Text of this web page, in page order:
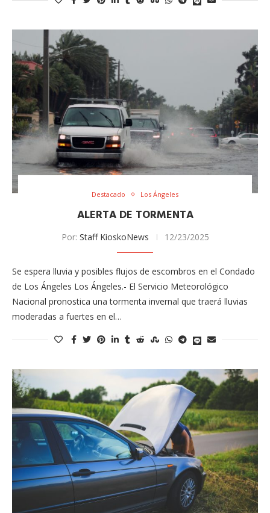
Destacado Los Ángeles
ALERTA DE TORMENTA
Por: Staff KioskoNews 12/23/2025
Se espera lluvia y posibles flujos de escombros en el Condado
de Los Ángeles Los Ángeles.- El Servicio Meteorológico
Nacional pronostica una tormenta invernal que traerá lluvias
moderadas a fuertes en el…